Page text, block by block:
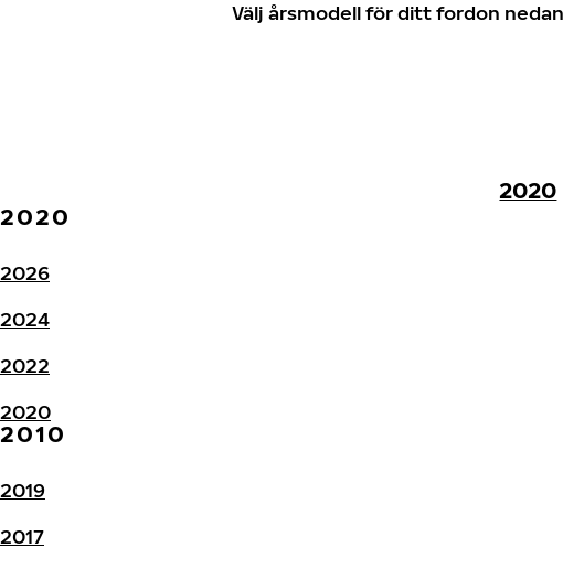
Välj årsmodell för ditt fordon
2020
2020
2026
2024
2022
2020
2010
2019
2017